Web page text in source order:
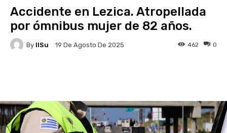
Accidente en Lezica. Atropellada
por ómnibus mujer de 82 años.
By IlSu 19 De Agosto De 2025 0
462